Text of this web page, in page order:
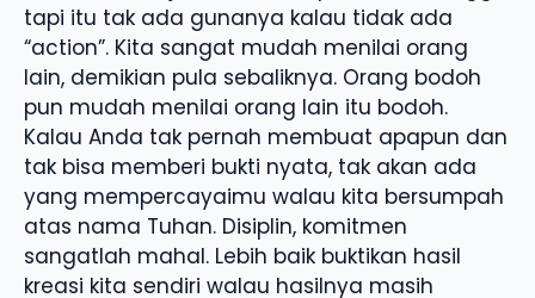
tapi itu tak ada gunanya kalau tidak ada
“action”. Kita sangat mudah menilai orang
lain, demikian pula sebaliknya. Orang bodoh
pun mudah menilai orang lain itu bodoh.
Kalau Anda tak pernah membuat apapun dan
tak bisa memberi bukti nyata, tak akan ada
yang mempercayaimu walau kita bersumpah
atas nama Tuhan. Disiplin, komitmen
sangatlah mahal. Lebih baik buktikan hasil
kreasi kita sendiri walau hasilnya masih